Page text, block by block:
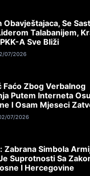
Obavještajaca, Se
Talabanijem,
A Sve Bliži
07/2026
Faćo Zbog Verbalnog
Putem Interneta
I Osam Mjeseci
07/2026
Zabrana Simbola
Suprotnosti Sa
I Hercegovine